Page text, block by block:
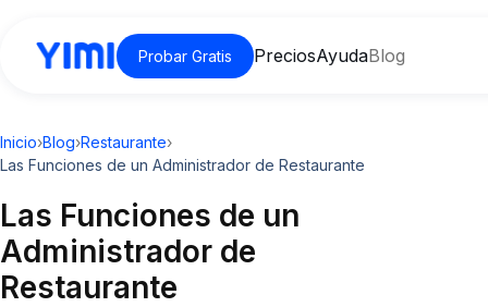
Probar Gratis PreciosAyudaBlog
Inicio›Blog›Restaurante›
Las Funciones de un Administrador de Restaurante
Las Funciones de un
Administrador de
Restaurante